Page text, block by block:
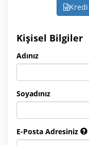
Kişisel Bilgiler
Adınız
Soyadınız
E-Posta Adresiniz